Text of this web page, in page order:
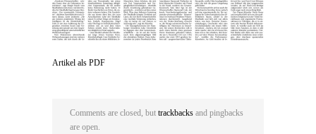
Artikel als PDF
Comments are closed, but trackbacks and pingbacks
are open.